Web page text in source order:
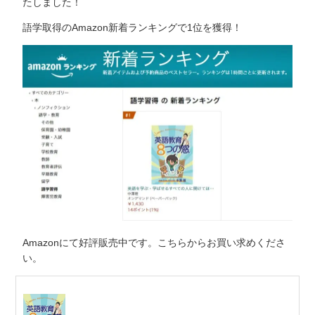
語学取得のAmazon新着ランキングで1位を獲得！
Amazonにて好評販売中です。こちらからお買い求めくださ
い。